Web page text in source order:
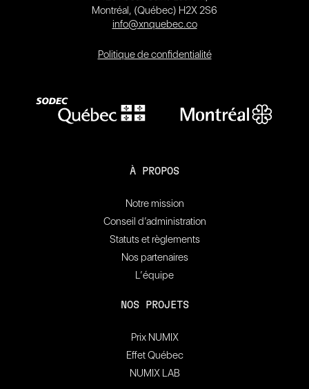
Montréal, (Québec) H2X 2S6
info@xnquebec.co
Politique de confidentialité
À PROPOS
Notre mission
Conseil d’administration
Statuts et règlements
Nos partenaires
L’équipe
NOS PROJETS
Prix NUMIX
Effet Québec
NUMIX LAB